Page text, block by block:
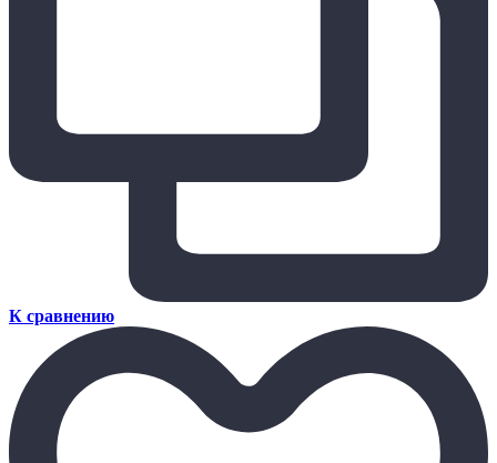
К сравнению